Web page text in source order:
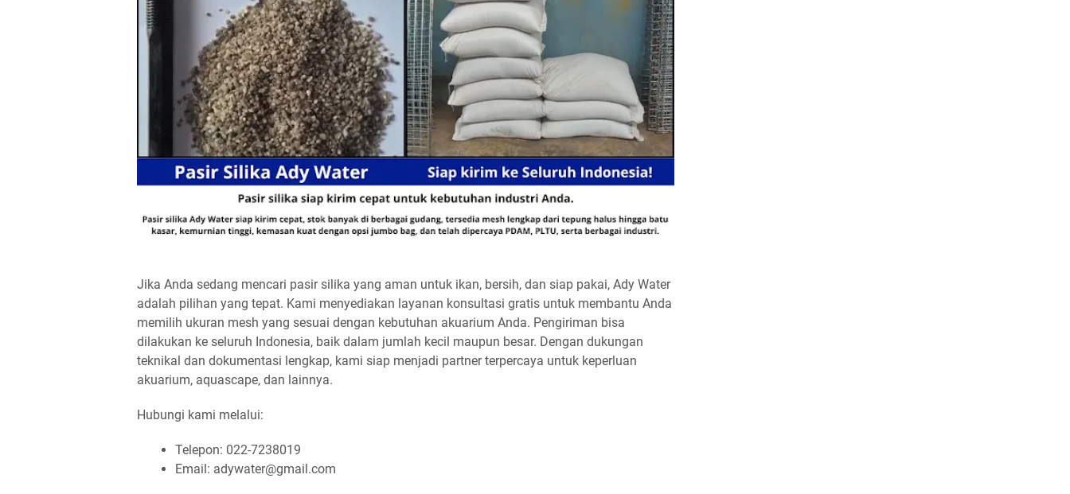
Jika Anda sedang mencari pasir silika yang aman untuk ikan, bersih, dan siap pakai, Ady Water
adalah pilihan yang tepat. Kami menyediakan layanan konsultasi gratis untuk membantu Anda
memilih ukuran mesh yang sesuai dengan kebutuhan akuarium Anda. Pengiriman bisa
dilakukan ke seluruh Indonesia, baik dalam jumlah kecil maupun besar. Dengan dukungan
teknikal dan dokumentasi lengkap, kami siap menjadi partner terpercaya untuk keperluan
akuarium, aquascape, dan lainnya.
Hubungi kami melalui:
Telepon: 022-7238019
Email: adywater@gmail.com